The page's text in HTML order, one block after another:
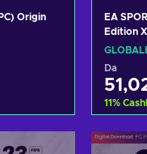
Origin
EA
Edition
X|S Key
Da
11%